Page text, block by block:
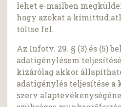
lehet e-mailben
hogy azokat a
töltse fel.
Az Infotv. 29. § (3) és (5)
adatigénylésem
kizárólag akkor
adatigénylés teljesítése a
szerv